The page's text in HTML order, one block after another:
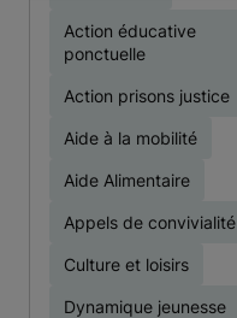
Action éducative
ponctuelle
Action prisons justice
Aide à la mobilité
Aide Alimentaire
Appels de convivialité
Culture et loisirs
Dynamique jeunesse